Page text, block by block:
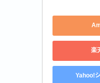
楽
Yahoo!